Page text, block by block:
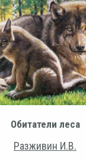
Обитатели леса
Разживин И.В.